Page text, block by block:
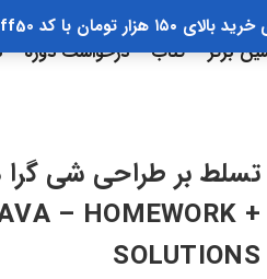
برتر کتاب درخواست دوره
– HOMEWORK +
SOLUTIONS